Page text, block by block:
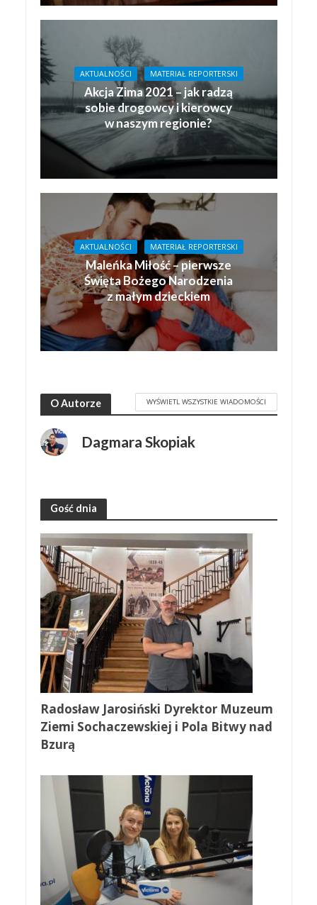
AKTUALNOŚCI MATERIAŁ REPORTERSKI
Akcja Zima 2021 – jak radzą
sobie drogowcy i kierowcy
w naszym regionie?
AKTUALNOŚCI MATERIAŁ REPORTERSKI
Maleńka Miłość – pierwsze
Święta Bożego Narodzenia
z małym dzieckiem
O Autorze WYŚWIETL WSZYSTKIE WIADOMOŚCI
Dagmara Skopiak
Gość dnia
Radosław Jarosiński Dyrektor Muzeum
Ziemi Sochaczewskiej i Pola Bitwy nad
Bzurą